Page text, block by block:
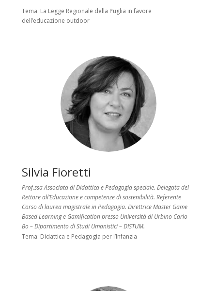
Tema: La Legge Regionale della Puglia in favore
dell’educazione outdoor
Silvia Fioretti
Prof.ssa Associata di Didattica e Pedagogia speciale. Delegata del
Rettore all’Educazione e competenze di sostenibilità. Referente
Corso di laurea magistrale in Pedagogia. Direttrice Master Game
Based Learning e Gamification presso Università di Urbino Carlo
Bo – Dipartimento di Studi Umanistici – DISTUM.
Tema: Didattica e Pedagogia per l’Infanzia